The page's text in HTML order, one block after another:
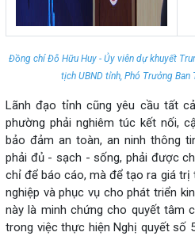
Đồng chí Đỗ Hữu Huy - Ủy viên dự khuyết
tịch UBND tỉnh, Phó Trưởng
Lãnh đạo tỉnh cũng yêu cầu tất
phường phải nghiêm túc kết nối,
bảo đảm an toàn, an ninh thông
phải đủ - sạch - sống, phải được
chỉ để báo cáo, mà để tạo ra giá
nghiệp và phục vụ cho phát triển
này là minh chứng cho quyết tâm
trong việc thực hiện Nghị quyết số